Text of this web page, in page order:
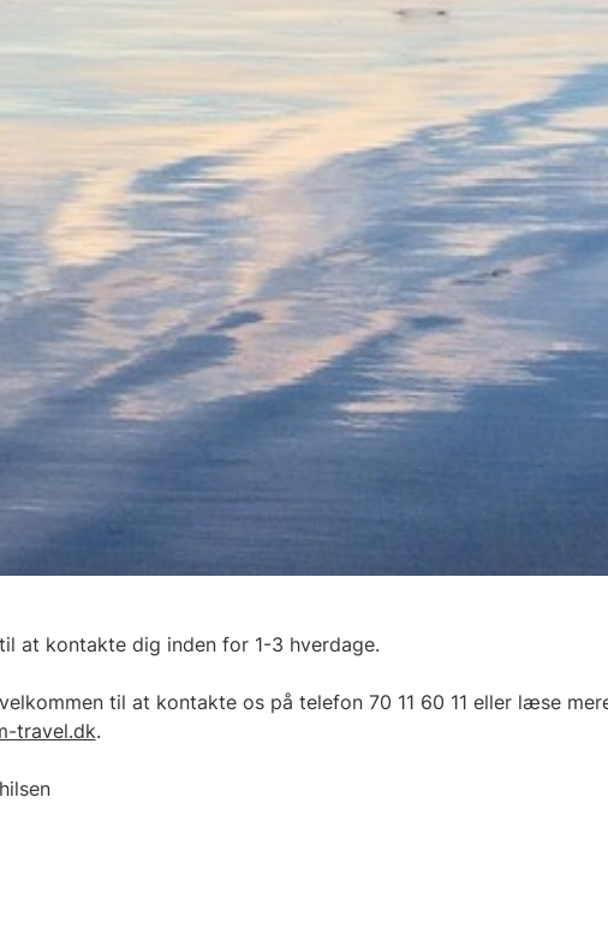
at kontakte dig inden for 1-3 hverdage.
til at kontakte os på telefon 70 11 60 11 eller læse
travel.dk.